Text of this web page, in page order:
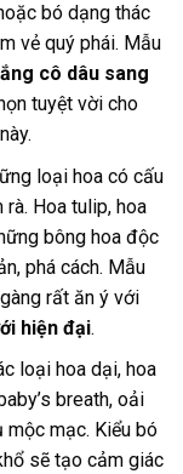
bó dạng thác
vẻ quý phái. Mẫu
cô dâu sang
tuyệt vời cho
loại hoa có cấu
Hoa tulip, hoa
bông hoa độc
phá cách. Mẫu
rất ăn ý với
hiện đại.
loại hoa dại, hoa
breath, oải
mộc mạc. Kiểu bó
sẽ tạo cảm giác